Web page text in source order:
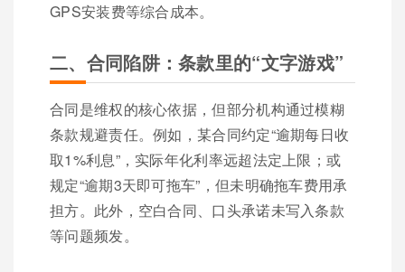
GPS安装费等综合成本。
二、合同陷阱：条款里的“文字游戏”
合同是维权的核心依据，但部分机构通过模糊
条款规避责任。例如，某合同约定“逾期每日收
取1%利息”，实际年化利率远超法定上限；或
规定“逾期3天即可拖车”，但未明确拖车费用承
担方。此外，空白合同、口头承诺未写入条款
等问题频发。